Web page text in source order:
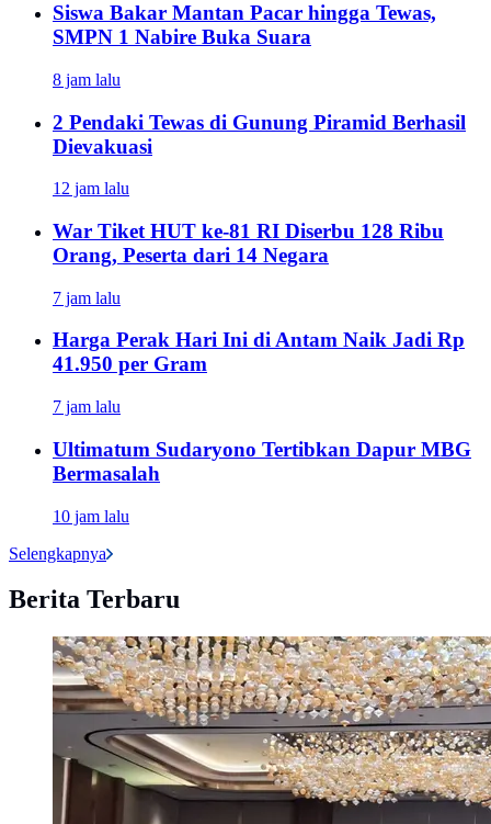
Siswa Bakar Mantan Pacar hingga Tewas,
SMPN 1 Nabire Buka Suara
8 jam lalu
2 Pendaki Tewas di Gunung Piramid Berhasil
Dievakuasi
12 jam lalu
War Tiket HUT ke-81 RI Diserbu 128 Ribu
Orang, Peserta dari 14 Negara
7 jam lalu
Harga Perak Hari Ini di Antam Naik Jadi Rp
41.950 per Gram
7 jam lalu
Ultimatum Sudaryono Tertibkan Dapur MBG
Bermasalah
10 jam lalu
Selengkapnya
Berita Terbaru